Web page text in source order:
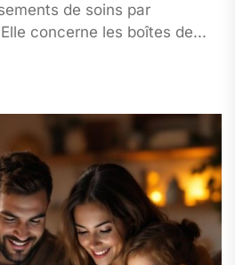
de soins par
concerne les boîtes de...